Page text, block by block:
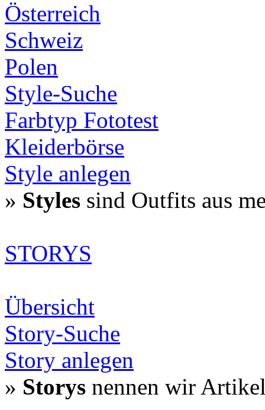
Österreich
Schweiz
Polen
Style-Suche
Farbtyp Fototest
Kleiderbörse
Style anlegen
» Styles sind Outfits aus
STORYS
Übersicht
Story-Suche
Story anlegen
» Storys nennen wir